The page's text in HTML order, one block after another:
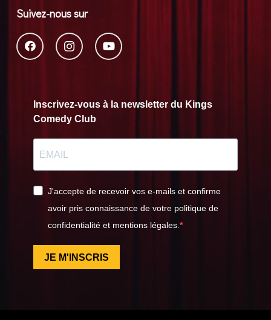
Suivez-nous sur
Inscrivez-vous à la newsletter du Kings
Comedy Club
J'accepte de recevoir vos e-mails et confirme
avoir pris connaissance de votre politique de
confidentialité et mentions légales.
JE M'INSCRIS